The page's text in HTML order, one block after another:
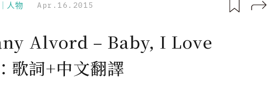
人物 Apr.16.2015
Alvord – Baby, I Love
歌詞+中文翻譯